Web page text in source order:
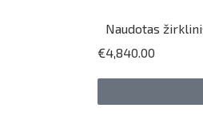
Naudotas
€4,840.00